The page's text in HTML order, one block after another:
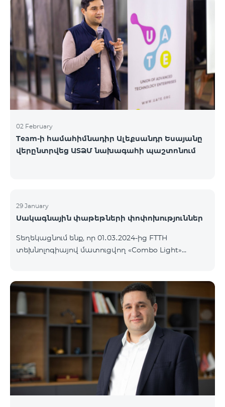
ցանց», «Բիզնես-ակտիվ», «Էքսկլյուզիվ Բիզնես»,
«Լավագույն գործընկեր»
02 February
Team-ի համահիմնադիր Ալեքսանդր Եսայանը
վերընտրվեց ԱՏՁՄ նախագահի պաշտոնում
29 January
Սակագնային փաթեթների փոփոխություններ
Տեղեկացնում ենք, որ 01․03․2024-ից FTTH
տեխնոլոգիայով մատուցվող «Combo Light»
Մարզային 6900» սակագնային փաթեթով։ Այլ
սակագնային փաթեթի անցում կատարելու
համար կարող եք մոտենալ վաճառքի և
սպասարկման գրասենյակներ: